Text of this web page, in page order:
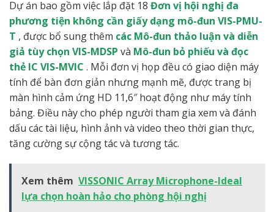
Dự án bao gồm việc lắp đặt 18 Đơn vị hội nghị đa
phương tiện không cần giấy dạng mô-đun VIS-PMU-
T , được bổ sung thêm các Mô-đun thảo luận và diễn
giả tùy chọn VIS-MDSP và Mô-đun bỏ phiếu và đọc
thẻ IC VIS-MVIC . Mỗi đơn vị họp đều có giao diện máy
tính để bàn đơn giản nhưng mạnh mẽ, được trang bị
màn hình cảm ứng HD 11,6″ hoạt động như máy tính
bảng. Điều này cho phép người tham gia xem và đánh
dấu các tài liệu, hình ảnh và video theo thời gian thực,
tăng cường sự cộng tác và tương tác.
Xem thêm VISSONIC Array Microphone-Ideal
lựa chọn hoàn hảo cho phòng hội nghị